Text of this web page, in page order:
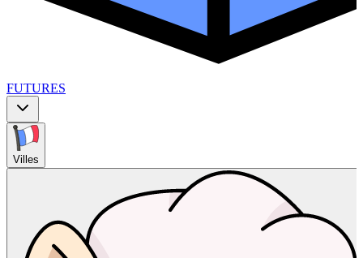
FUTURES
Villes